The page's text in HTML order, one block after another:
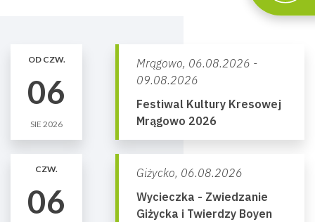
OD CZW.
06
SIE 2026
Mrągowo, 06.08.2026 -
09.08.2026
Festiwal Kultury Kresowej
Mrągowo 2026
CZW.
06
Giżycko, 06.08.2026
Wycieczka - Zwiedzanie
Giżycka i Twierdzy Boyen